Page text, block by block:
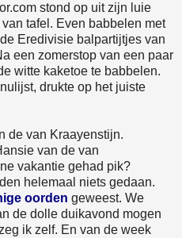
stond op uit zijn luie
tafel. Even babbelen met
Eredivisie balpartijtjes van
een zomerstop van een paar
witte kaketoe te babbelen.
drukte op het juiste
de van Kraayenstijn.
van de van
vakantie gehad pik?
helemaal niets gedaan.
oorden geweest. We
de dolle duikavond mogen
ik zelf. En van de week